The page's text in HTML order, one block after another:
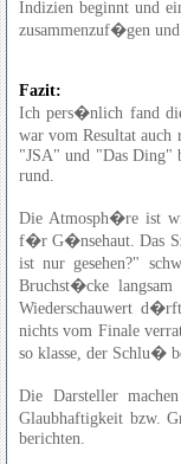
Indizien beginnt und
zusammenzuf�gen
Fazit:
Ich pers�nlich fand
war vom Resultat auch
"JSA" und "Das Ding"
rund.
Die Atmosph�re ist
f�r G�nsehaut. Das
ist nur gesehen?"
Bruchst�cke
Wiederschauwert
nichts vom Finale
so klasse, der Schlu�
Die Darsteller
Glaubhaftigkeit bzw.
berichten.